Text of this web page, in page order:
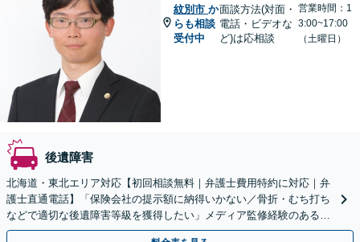
紋別市 か
らも相談
受付中
面談方法(対面・
電話・ビデオな
ど)は応相談
営業時間：1
3:00~17:00
（土曜日）
後遺障害
北海道・東北エリア対応【初回相談無料｜弁護士費用特約に対応｜弁
護士直通電話】「保険会社の提示額に納得いかない／骨折・むち打ち
などで適切な後遺障害等級を獲得したい」メディア監修経験のある、
実績豊富な弁護士が早めの解決をサポート！【夜間相談可】